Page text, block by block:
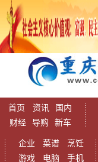
首页 资讯
国内
财经
导购 新车
企业 菜谱
烹饪
游戏
电脑 手机